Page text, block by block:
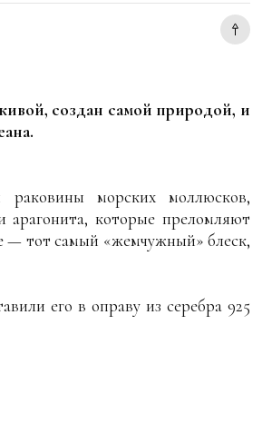
создан самой природой, и
морских моллюсков,
арагонита, которые преломляют
— тот самый «жемчужный» блеск,
его в оправу из серебра 925